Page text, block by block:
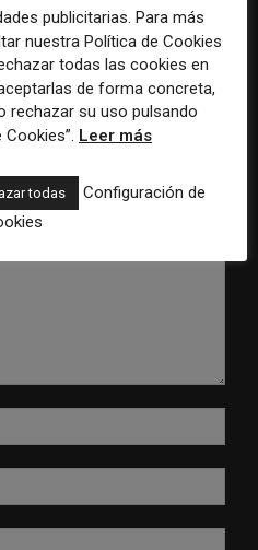
cobertura periodística del
Mundial 2026
publicitarias. Para más
nuestra Política de Cookies
todas las cookies en
de forma concreta,
rechazar su uso pulsando
Leer más
todas
Configuración de